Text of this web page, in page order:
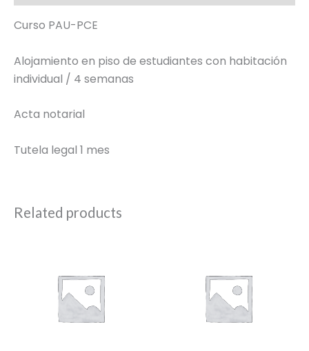
Curso PAU-PCE
Alojamiento en piso de estudiantes con habitación
individual / 4 semanas
Acta notarial
Tutela legal 1 mes
Related products